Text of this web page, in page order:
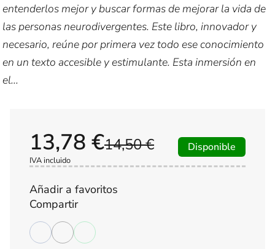
entenderlos mejor y buscar formas de mejorar la vida de
las personas neurodivergentes. Este libro, innovador y
necesario, reúne por primera vez todo ese conocimiento
en un texto accesible y estimulante. Esta inmersión en
el...
14,50 €
13,78 €
IVA incluido
Disponible
Añadir a favoritos
Compartir